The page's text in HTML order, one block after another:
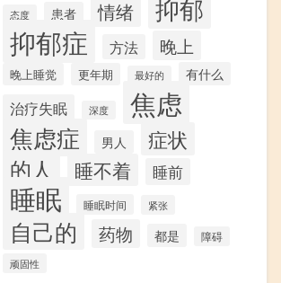
态度 患者 情绪 抑郁
抑郁症 方法 晚上
晚上睡觉 更年期 最好的 有什么
治疗失眠 深度 焦虑
焦虑症 男人 症状
的人 睡不着 睡前
睡眠 睡眠时间 紧张
自己的 药物 都是
障碍
顽固性